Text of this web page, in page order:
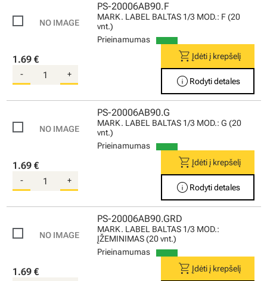
PS-20006AB90.F
MARK. LABEL BALTAS 1/3 MOD.: F (20
vnt.)
Prieinamumas
1.69 €
- +
shopping_cartĮdėti į krepšelį
info Rodyti detales
PS-20006AB90.G
MARK. LABEL BALTAS 1/3 MOD.: G (20
vnt.)
Prieinamumas
1.69 €
- +
shopping_cartĮdėti į krepšelį
info Rodyti detales
PS-20006AB90.GRD
MARK. LABEL BALTAS 1/3 MOD.:
ĮŽEMINIMAS (20 vnt.)
Prieinamumas
1.69 € shopping_cartĮdėti į krepšelį